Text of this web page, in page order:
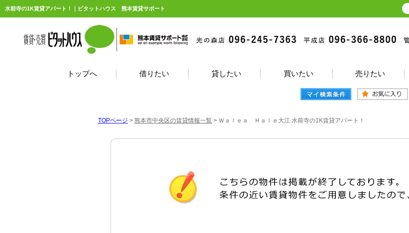
水前寺の1K賃貸アパート！｜ピタットハウス 熊本賃貸サポート
トップへ 借りたい 貸したい 買いたい 売りたい
TOPページ > 熊本市中央区の賃貸情報一覧 > Ｗａｌｅａ Ｈａｌｅ大江 水前寺の1K賃貸アパート！